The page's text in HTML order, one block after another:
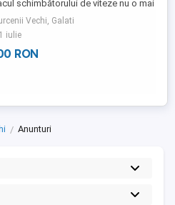
schimbătorului de viteze nu o mai
rest e funcțională.
Vechi, Galati
iulie
RON
Anunturi